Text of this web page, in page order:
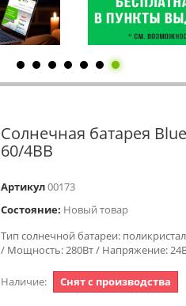
Солнечная батарея
60/4BB
Артикул00173
Состояние: Новый товар
Тип солнечной батареи:
/ Мощность: 280Вт / Напряжение:
Наличие: Снят с производства